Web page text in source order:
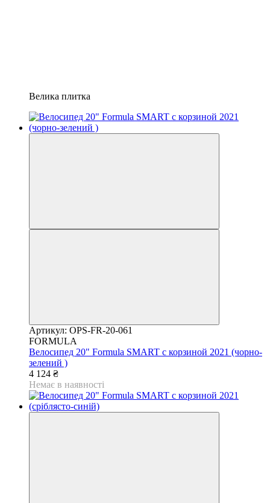
Велика плитка
Артикул: OPS-FR-20-061
FORMULA
Велосипед 20" Formula SMART с корзиной 2021 (чорно-
зелений )
4 124 ₴
Немає в наявності